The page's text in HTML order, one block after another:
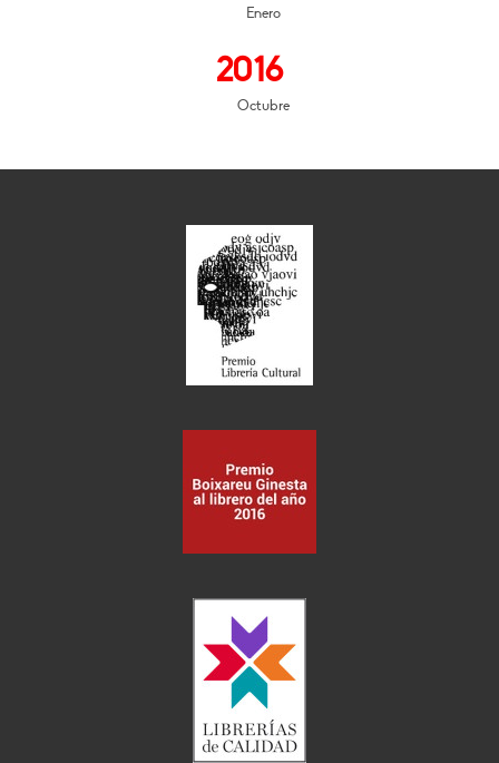
Enero
2016
Octubre